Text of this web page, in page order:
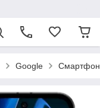
Google Смартфон